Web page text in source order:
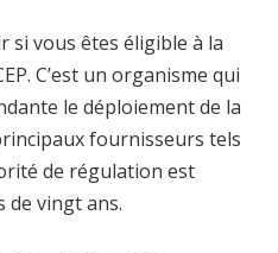
si vous êtes éligible à la
C’est un organisme qui
le déploiement de la
fournisseurs tels
de régulation est
de vingt ans.